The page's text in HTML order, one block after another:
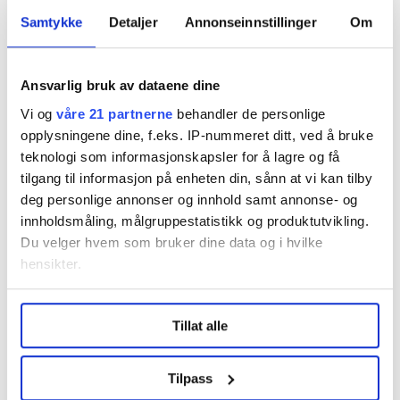
Samtykke Detaljer Annonseinnstillinger Om
Ansvarlig bruk av dataene dine
Vi og våre 21 partnerne behandler de personlige
opplysningene dine, f.eks. IP-nummeret ditt, ved å bruke
teknologi som informasjonskapsler for å lagre og få
tilgang til informasjon på enheten din, sånn at vi kan tilby
deg personlige annonser og innhold samt annonse- og
innholdsmåling, målgruppestatistikk og produktutvikling.
Du velger hvem som bruker dine data og i hvilke
hensikter.
Undermer infokan du lese om hvordan dine personlige
data behandles og hvordan du kan velge hvordan de skal
brukes. Du kan hele tiden endre eller trekke tilbake ditt
samtykke fra erklæringen om informasjonskapsler.
Tillat alle
Tilpass
Del artikkel
Nå:5stillingsannonser